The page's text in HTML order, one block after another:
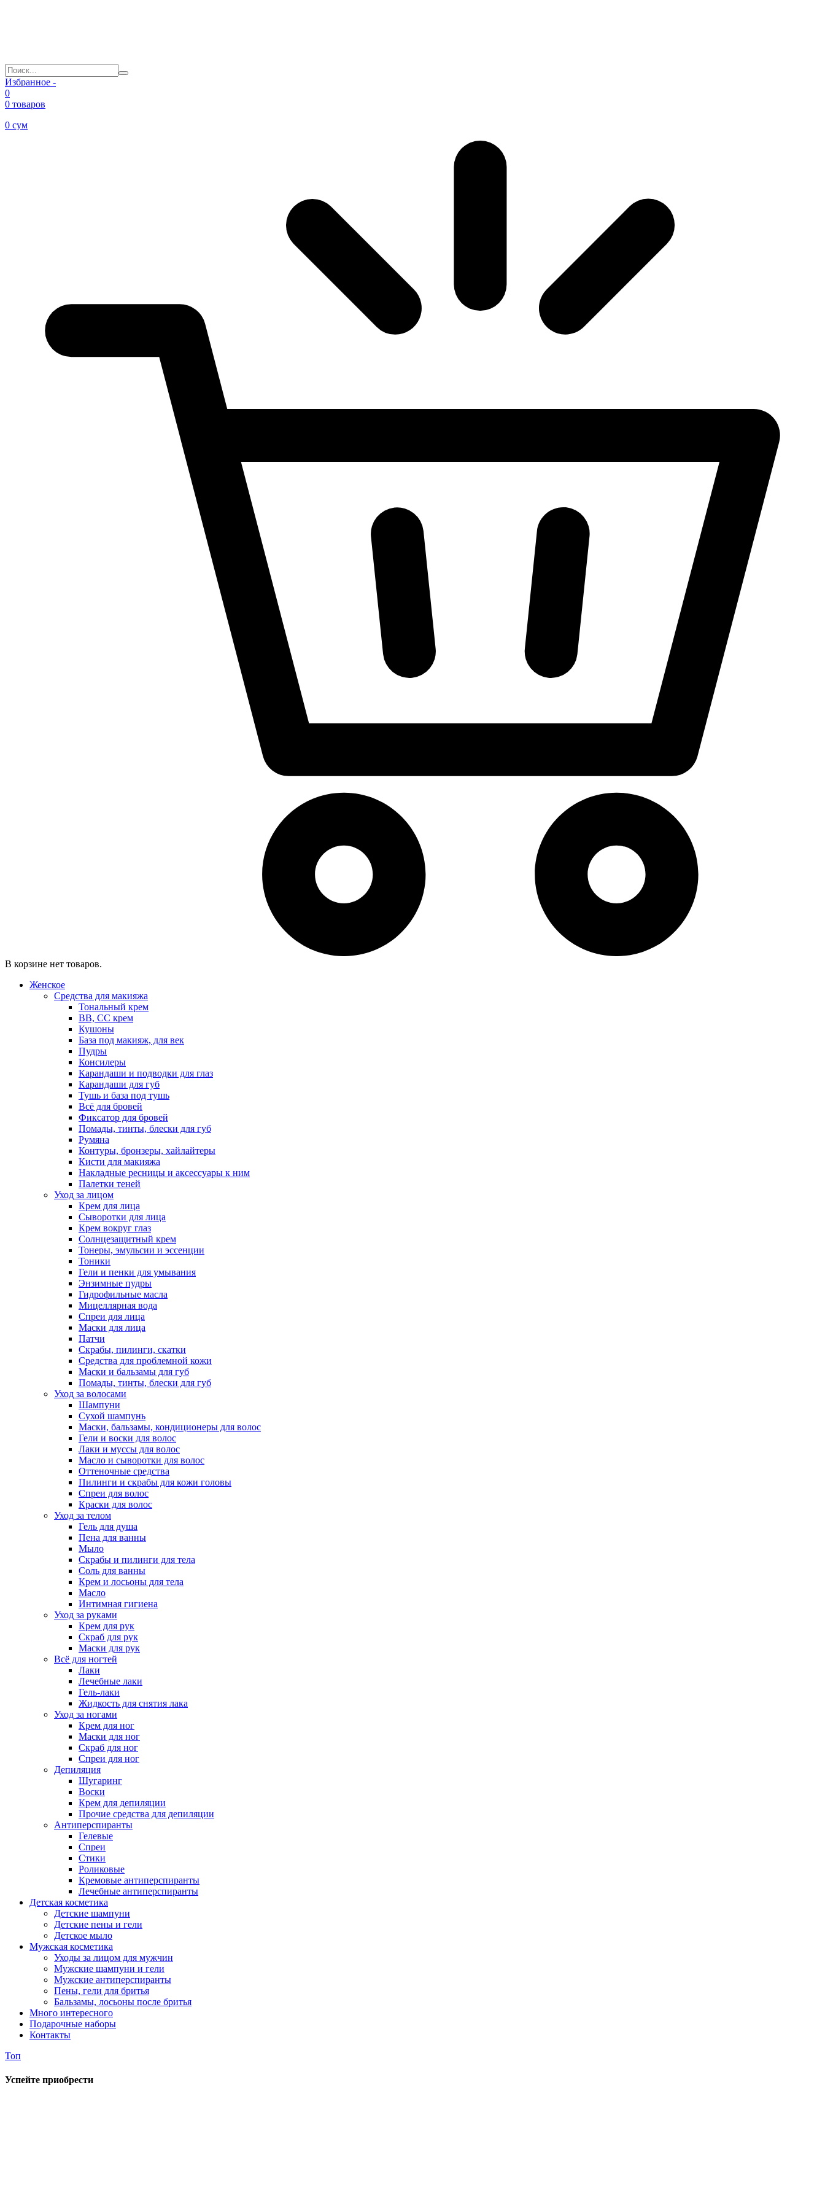
Избранное -
0
0 товаров
0 сум
В корзине нет товаров.
Женское
Средства для макияжа
Тональный крем
BB, CC крем
Кушоны
База под макияж, для век
Пудры
Консилеры
Карандаши и подводки для глаз
Карандаши для губ
Тушь и база под тушь
Всё для бровей
Фиксатор для бровей
Помады, тинты, блески для губ
Румяна
Контуры, бронзеры, хайлайтеры
Кисти для макияжа
Накладные ресницы и аксессуары к ним
Палетки теней
Уход за лицом
Крем для лица
Сыворотки для лица
Крем вокруг глаз
Солнцезащитный крем
Тонеры, эмульсии и эссенции
Тоники
Гели и пенки для умывания
Энзимные пудры
Гидрофильные масла
Мицеллярная вода
Спреи для лица
Маски для лица
Патчи
Скрабы, пилинги, скатки
Средства для проблемной кожи
Маски и бальзамы для губ
Помады, тинты, блески для губ
Уход за волосами
Шампуни
Сухой шампунь
Маски, бальзамы, кондиционеры для волос
Гели и воски для волос
Лаки и муссы для волос
Масло и сыворотки для волос
Оттеночные средства
Пилинги и скрабы для кожи головы
Спреи для волос
Краски для волос
Уход за телом
Гель для душа
Пена для ванны
Мыло
Скрабы и пилинги для тела
Соль для ванны
Крем и лосьоны для тела
Масло
Интимная гигиена
Уход за руками
Крем для рук
Скраб для рук
Маски для рук
Всё для ногтей
Лаки
Лечебные лаки
Гель-лаки
Жидкость для снятия лака
Уход за ногами
Крем для ног
Маски для ног
Скраб для ног
Спреи для ног
Депиляция
Шугаринг
Воски
Крем для депиляции
Прочие средства для депиляции
Антиперспиранты
Гелевые
Спреи
Стики
Роликовые
Кремовые антиперспиранты
Лечебные антиперспиранты
Детская косметика
Детские шампуни
Детские пены и гели
Детское мыло
Мужская косметика
Уходы за лицом для мужчин
Мужские шампуни и гели
Мужские антиперспиранты
Пены, гели для бритья
Бальзамы, лосьоны после бритья
Много интересного
Подарочные наборы
Контакты
Топ
Успейте приобрести